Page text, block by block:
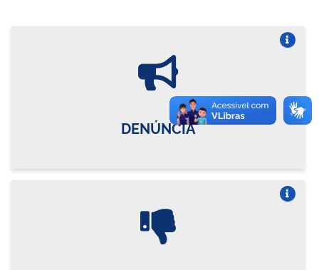
DENÚNCIA